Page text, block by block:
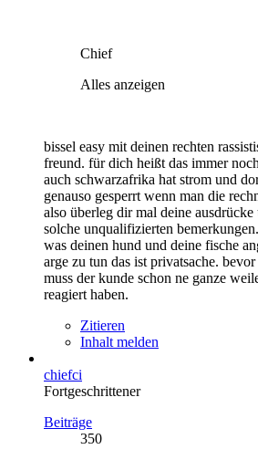
Chief
Alles anzeigen
bissel easy mit deinen rechten
freund. für dich heißt das immer
auch schwarzafrika hat strom und
genauso gesperrt wenn man die
also überleg dir mal deine
solche unqualifizierten bemerkungen.
was deinen hund und deine fische
arge zu tun das ist privatsache.
muss der kunde schon ne ganze
reagiert haben.
Zitieren
Inhalt melden
chiefci
Fortgeschrittener
Beiträge
350